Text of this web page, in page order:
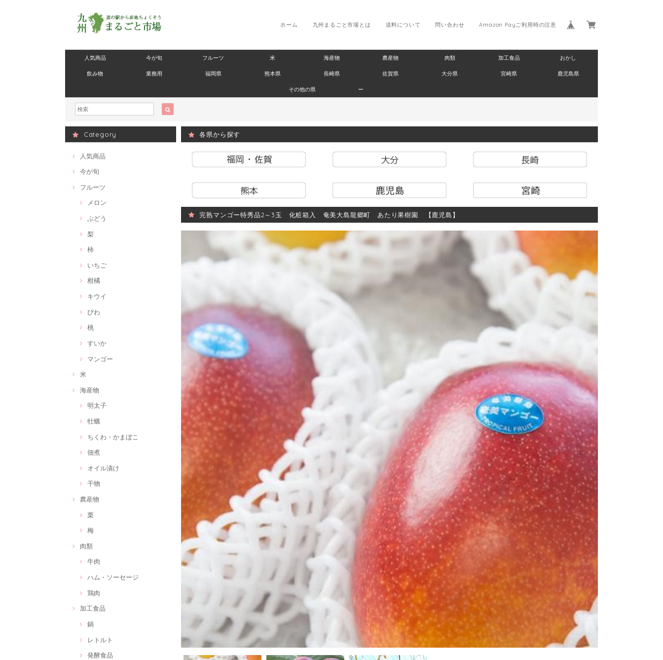
Amazon Payご利用時の注意
問い合わせ
送料について
九州まるごと市場とは
ホーム
人気商品 今が旬 フルーツ 米 海産物 農産物 肉類 加工食品 おかし
飲み物 業務用 福岡県 熊本県 長崎県 佐賀県 大分県 宮崎県 鹿児島県
その他の県 ー
Category
人気商品
今が旬
フルーツ
メロン
ぶどう
梨
柿
いちご
柑橘
キウイ
びわ
桃
すいか
マンゴー
米
海産物
明太子
牡蠣
ちくわ・かまぼこ
佃煮
オイル漬け
干物
農産物
栗
梅
肉類
牛肉
ハム・ソーセージ
鶏肉
加工食品
鍋
レトルト
発酵食品
各県から探す
完熟マンゴー特秀品2～3玉 化粧箱入 奄美大島龍郷町 あたり果樹園 【鹿児島】